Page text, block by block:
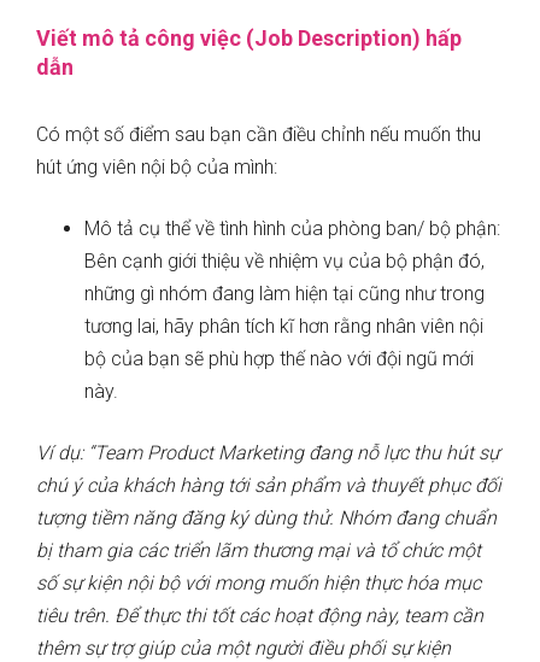
Viết mô tả công việc (Job Description) hấp
dẫn
Có một số điểm sau bạn cần điều chỉnh nếu muốn thu
hút ứng viên nội bộ của mình:
Mô tả cụ thể về tình hình của phòng ban/ bộ phận:
Bên cạnh giới thiệu về nhiệm vụ của bộ phận đó,
những gì nhóm đang làm hiện tại cũng như trong
tương lai, hãy phân tích kĩ hơn rằng nhân viên nội
bộ của bạn sẽ phù hợp thế nào với đội ngũ mới
này.
Ví dụ: “Team Product Marketing đang nỗ lực thu hút sự
chú ý của khách hàng tới sản phẩm và thuyết phục đối
tượng tiềm năng đăng ký dùng thử. Nhóm đang chuẩn
bị tham gia các triển lãm thương mại và tổ chức một
số sự kiện nội bộ với mong muốn hiện thực hóa mục
tiêu trên. Để thực thi tốt các hoạt động này, team cần
thêm sự trợ giúp của một người điều phối sự kiện